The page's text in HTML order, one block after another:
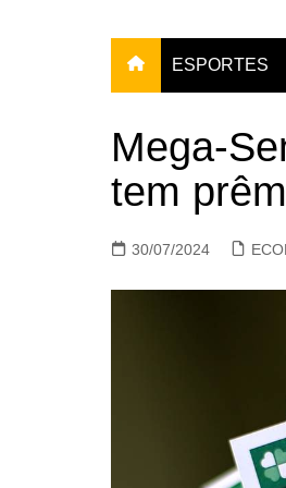
ESPORTES
Mega-
tem
30/07/2024